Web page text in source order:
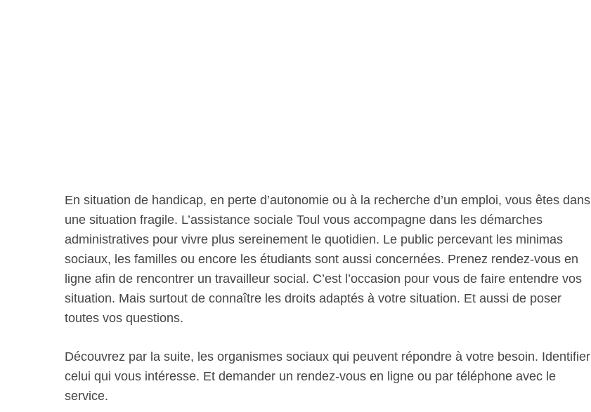
En situation de handicap, en perte d’autonomie ou à la recherche d’un emploi, vous êtes dans
une situation fragile. L’assistance sociale Toul vous accompagne dans les démarches
administratives pour vivre plus sereinement le quotidien. Le public percevant les minimas
sociaux, les familles ou encore les étudiants sont aussi concernées. Prenez rendez-vous en
ligne afin de rencontrer un travailleur social. C’est l’occasion pour vous de faire entendre vos
situation. Mais surtout de connaître les droits adaptés à votre situation. Et aussi de poser
toutes vos questions.
Découvrez par la suite, les organismes sociaux qui peuvent répondre à votre besoin. Identifier
celui qui vous intéresse. Et demander un rendez-vous en ligne ou par téléphone avec le
service.